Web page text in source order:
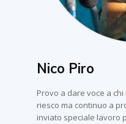
Nico Piro
Provo a dare voce a
riesco ma continuo a
inviato speciale lavoro